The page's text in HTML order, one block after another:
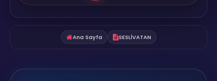
Ana Sayfa SESLİVATAN